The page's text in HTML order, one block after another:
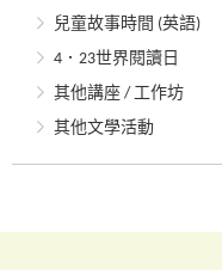
兒童故事時間 (英語)
4．23世界閱讀日
其他講座 / 工作坊
其他文學活動